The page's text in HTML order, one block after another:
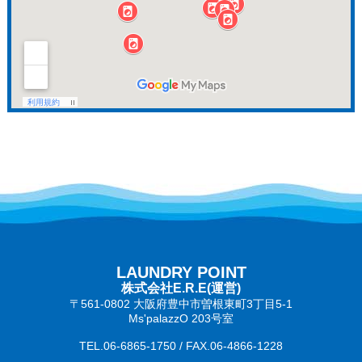
LAUNDRY POINT
株式会社E.R.E(運営)
〒561-0802 大阪府豊中市曽根東町3丁目5‐1
Ms'palazzO 203号室
TEL.06-6865-1750 / FAX.06-4866-1228